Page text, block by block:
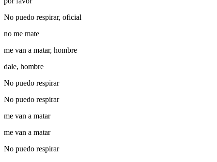
No puedo respirar, oficial
no me mate
me van a matar, hombre
dale, hombre
No puedo respirar
No puedo respirar
me van a matar
me van a matar
No puedo respirar